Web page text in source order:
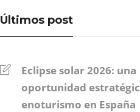
Últimos post
Eclipse solar 2026: una
oportunidad
enoturismo en España